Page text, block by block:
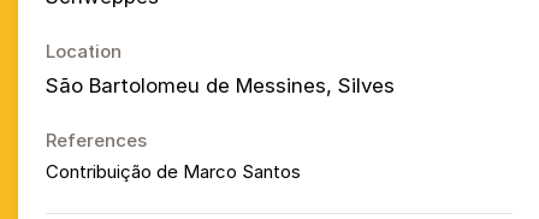
Location
São Bartolomeu de Messines, Silves
References
Contribuição de Marco Santos